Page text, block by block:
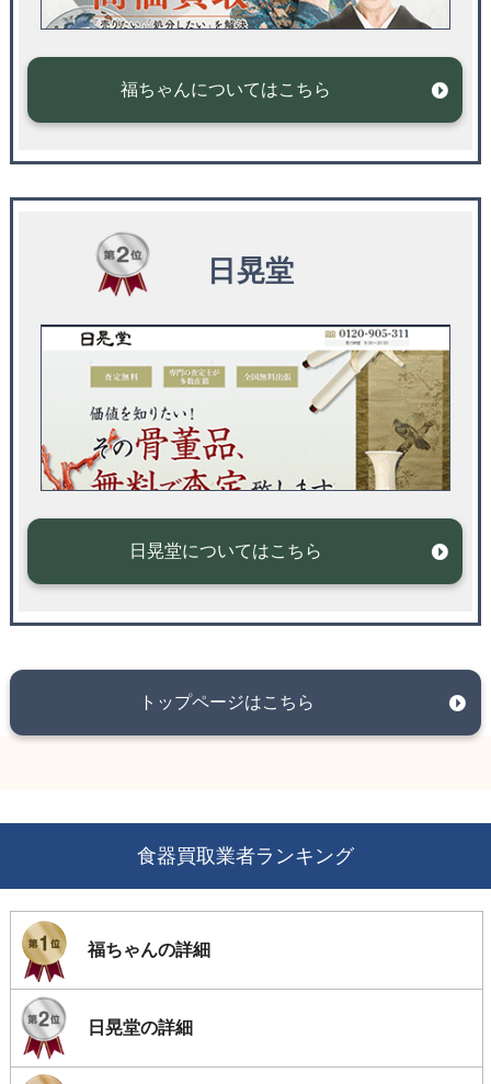
福ちゃんについてはこちら
日晃堂
日晃堂についてはこちら
トップページはこちら
食器買取業者ランキング
福ちゃんの詳細
日晃堂の詳細